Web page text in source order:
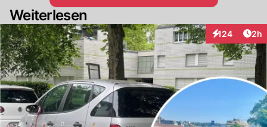
Weiterlesen
124
Interaktionen
2h